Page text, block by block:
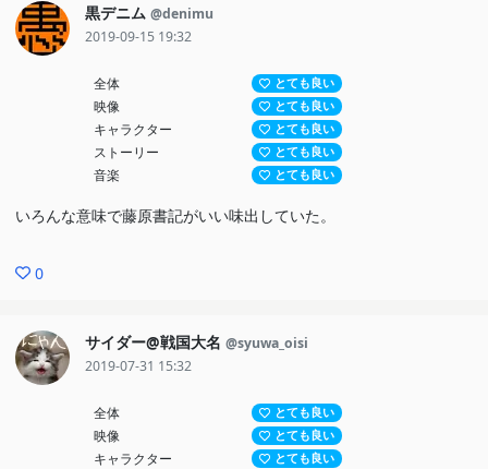
黒デニム @denimu
2019-09-15 19:32
全体 とても良い
映像 とても良い
キャラクター とても良い
ストーリー とても良い
音楽 とても良い
いろんな意味で藤原書記がいい味出していた。
0
サイダー@戦国大名 @syuwa_oisi
2019-07-31 15:32
全体 とても良い
映像 とても良い
キャラクター とても良い